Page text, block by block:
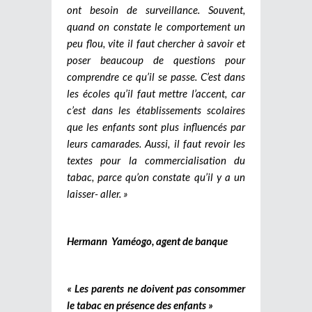
ont besoin de surveillance. Souvent,
quand on constate le comportement un
peu flou, vite il faut chercher à savoir et
poser beaucoup de questions pour
comprendre ce qu’il se passe. C’est dans
les écoles qu’il faut mettre l’accent, car
c’est dans les établissements scolaires
que les enfants sont plus influencés par
leurs camarades. Aussi, il faut revoir les
textes pour la commercialisation du
tabac, parce qu’on constate qu’il y a un
laisser- aller. »
Hermann Yaméogo, agent de banque
« Les parents ne doivent pas consommer
le tabac en présence des enfants »